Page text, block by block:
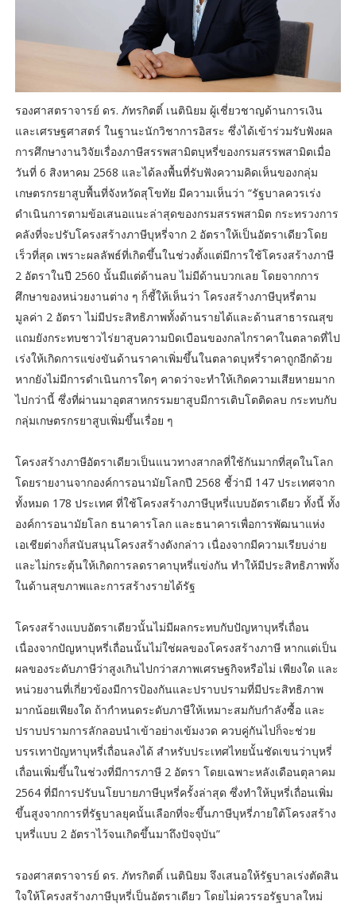
รองศาสตราจารย์ ดร. ภัทรกิตติ์ เนตินิยม ผู้เชี่ยวชาญด้านการเงิน
และเศรษฐศาสตร์ ในฐานะนักวิชาการอิสระ ซึ่งได้เข้าร่วมรับฟังผล
การศึกษางานวิจัยเรื่องภาษีสรรพสามิตบุหรี่ของกรมสรรพสามิตเมื่อ
วันที่ 6 สิงหาคม 2568 และได้ลงพื้นที่รับฟังความคิดเห็นของกลุ่ม
เกษตรกรยาสูบพื้นที่จังหวัดสุโขทัย มีความเห็นว่า “รัฐบาลควรเร่ง
ดำเนินการตามข้อเสนอแนะล่าสุดของกรมสรรพสามิต กระทรวงการ
คลังที่จะปรับโครงสร้างภาษีบุหรี่จาก 2 อัตราให้เป็นอัตราเดียวโดย
เร็วที่สุด เพราะผลลัพธ์ที่เกิดขึ้นในช่วงตั้งแต่มีการใช้โครงสร้างภาษี
2 อัตราในปี 2560 นั้นมีแต่ด้านลบ ไม่มีด้านบวกเลย โดยจากการ
ศึกษาของหน่วยงานต่าง ๆ ก็ชี้ให้เห็นว่า โครงสร้างภาษีบุหรี่ตาม
มูลค่า 2 อัตรา ไม่มีประสิทธิภาพทั้งด้านรายได้และด้านสาธารณสุข
แถมยังกระทบชาวไร่ยาสูบความบิดเบือนของกลไกราคาในตลาดที่ไป
เร่งให้เกิดการแข่งขันด้านราคาเพิ่มขึ้นในตลาดบุหรี่ราคาถูกอีกด้วย
หากยังไม่มีการดำเนินการใดๆ คาดว่าจะทำให้เกิดความเสียหายมาก
ไปกว่านี้ ซึ่งที่ผ่านมาอุตสาหกรรมยาสูบมีการเติบโตติดลบ กระทบกับ
กลุ่มเกษตรกรยาสูบเพิ่มขึ้นเรื่อย ๆ
โครงสร้างภาษีอัตราเดียวเป็นแนวทางสากลที่ใช้กันมากที่สุดในโลก
โดยรายงานจากองค์การอนามัยโลกปี 2568 ชี้ว่ามี 147 ประเทศจาก
ทั้งหมด 178 ประเทศ ที่ใช้โครงสร้างภาษีบุหรี่แบบอัตราเดียว ทั้งนี้ ทั้ง
องค์การอนามัยโลก ธนาคารโลก และธนาคารเพื่อการพัฒนาแห่ง
เอเชียต่างก็สนับสนุนโครงสร้างดังกล่าว เนื่องจากมีความเรียบง่าย
และไม่กระตุ้นให้เกิดการลดราคาบุหรี่แข่งกัน ทำให้มีประสิทธิภาพทั้ง
ในด้านสุขภาพและการสร้างรายได้รัฐ
โครงสร้างแบบอัตราเดียวนั้นไม่มีผลกระทบกับปัญหาบุหรี่เถื่อน
เนื่องจากปัญหาบุหรี่เถื่อนนั้นไม่ใช่ผลของโครงสร้างภาษี หากแต่เป็น
ผลของระดับภาษีว่าสูงเกินไปกว่าสภาพเศรษฐกิจหรือไม่ เพียงใด และ
หน่วยงานที่เกี่ยวข้องมีการป้องกันและปราบปรามที่มีประสิทธิภาพ
มากน้อยเพียงใด ถ้ากำหนดระดับภาษีให้เหมาะสมกับกำลังซื้อ และ
ปราบปรามการลักลอบนำเข้าอย่างเข้มงวด ควบคู่กันไปก็จะช่วย
บรรเทาปัญหาบุหรี่เถื่อนลงได้ สำหรับประเทศไทยนั้นชัดเขนว่าบุหรี่
เถื่อนเพิ่มขึ้นในช่วงที่มีการภาษี 2 อัตรา โดยเฉพาะหลังเดือนตุลาคม
2564 ที่มีการปรับนโยบายภาษีบุหรี่ครั้งล่าสุด ซึ่งทำให้บุหรี่เถื่อนเพิ่ม
ขึ้นสูงจากการที่รัฐบาลยุคนั้นเลือกที่จะขึ้นภาษีบุหรี่ภายใต้โครงสร้าง
บุหรี่แบบ 2 อัตราไว้จนเกิดขึ้นมาถึงปัจจุบัน”
รองศาสตราจารย์ ดร. ภัทรกิตติ์ เนตินิยม จึงเสนอให้รัฐบาลเร่งตัดสิน
ใจให้โครงสร้างภาษีบุหรี่เป็นอัตราเดียว โดยไม่ควรรอรัฐบาลใหม่